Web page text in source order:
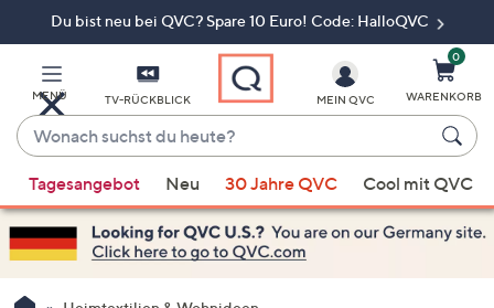
Du bist neu bei QVC? Spare 10 Euro! Code: HalloQVC
MENÜ TV-RÜCKBLICK
Wonach
suchst
du
heute?
Vorschläge
verfügbar
sind,
verwenden
Sie
MEIN QVC
0
WARENKORB
Tagesangebot Neu 30 Jahre QVC Cool mit QVC